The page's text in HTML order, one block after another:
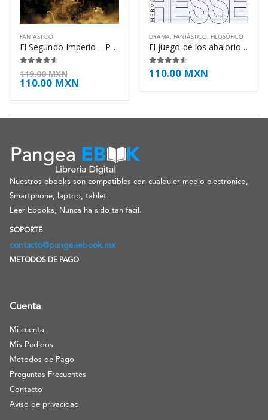
FANTÁSTICO
El Segundo Imperio – Paul Kearney
4.50 de 5
119.00MXN
110.00 MXN
DRAMA, FANTÁSTICO, FILOSÓFICO
El juego de los abalorios – Hermann Hesse
4.50de 5
110.00 MXN
Nuestros ebooks son compatibles con cualquier medio electronico,
Smartphone, laptop, tablet.
Leer Ebooks, Nunca ha sido tan facil.
SOPORTE
contacto@pangeaebook.mx
METODOS DE PAGO
Cuenta
Mi cuenta
Mis Pedidos
Metodos de Pago
Preguntas Frecuentes
Contacto
Aviso de privacidad